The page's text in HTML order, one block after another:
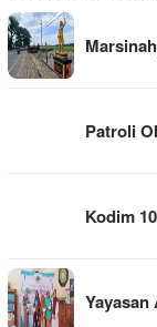
Patroli
Kodim